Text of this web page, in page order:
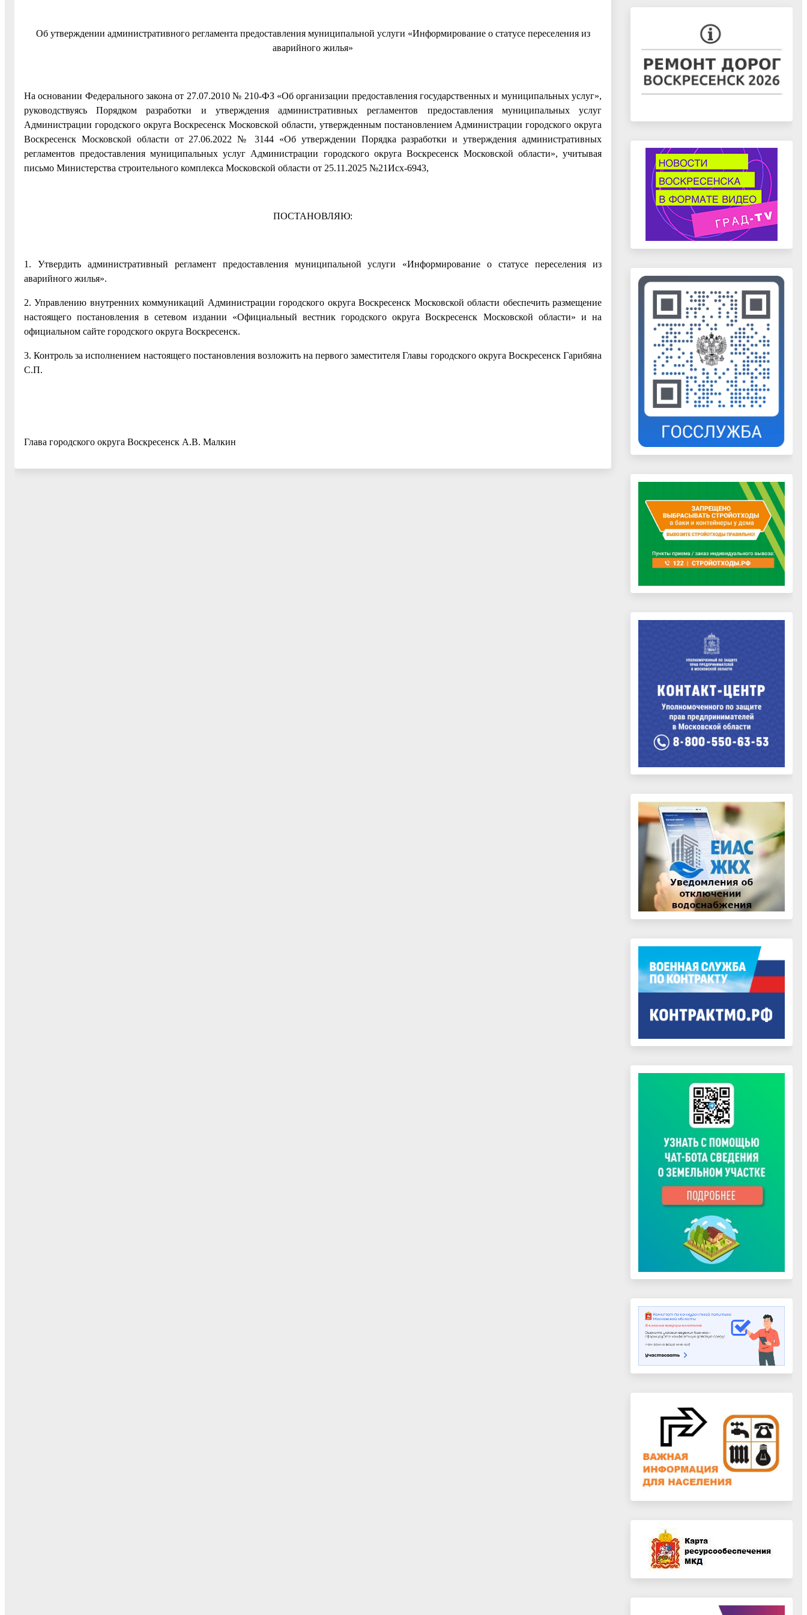
Об утверждении административного регламента предоставления муниципальной услуги «Информирование о статусе переселения из
аварийного жилья»
На основании Федерального закона от 27.07.2010 № 210-ФЗ «Об организации предоставления государственных и муниципальных услуг»,
руководствуясь Порядком разработки и утверждения административных регламентов предоставления муниципальных услуг
Администрации городского округа Воскресенск Московской области, утвержденным постановлением Администрации городского округа
Воскресенск Московской области от 27.06.2022 № 3144 «Об утверждении Порядка разработки и утверждения административных
регламентов предоставления муниципальных услуг Администрации городского округа Воскресенск Московской области», учитывая
письмо Министерства строительного комплекса Московской области от 25.11.2025 №21Исх-6943,
ПОСТАНОВЛЯЮ:
1. Утвердить административный регламент предоставления муниципальной услуги «Информирование о статусе переселения из
аварийного жилья».
2. Управлению внутренних коммуникаций Администрации городского округа Воскресенск Московской области обеспечить размещение
настоящего постановления в сетевом издании «Официальный вестник городского округа Воскресенск Московской области» и на
официальном сайте городского округа Воскресенск.
3. Контроль за исполнением настоящего постановления возложить на первого заместителя Главы городского округа Воскресенск Гарибяна
С.П.
Глава городского округа Воскресенск А.В. Малкин